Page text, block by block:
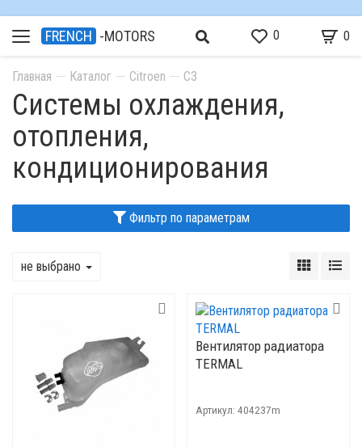
FRENCH -MOTORS 0 0
Главная Каталог Citroen C3
Системы охлаждения,
отопления,
кондиционирования
Фильтр по параметрам
не выбрано
Вентилятор радиатора
TERMAL
Артикул: 404237m